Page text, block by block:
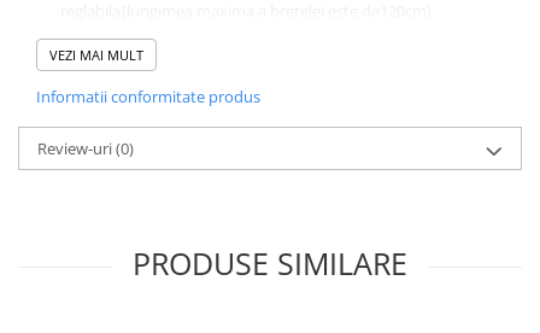
Dimensiuni:L=29 cm,l=14.H=22
Produs lucrat manual,in Italia,din materiale de calitate
VEZI MAI MULT
Informatii conformitate produs
Review-uri(0)
PRODUSE SIMILARE